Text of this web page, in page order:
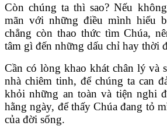
Còn chúng ta thì sao? Nếu
mãn với những điều mình hiểu
chẳng còn thao thức tìm Chúa,
tâm gì đến những dấu chỉ hay thời
Cần có lòng khao khát chân lý và
nhà chiêm tinh, để chúng ta can
khỏi những an toàn và tiện nghi
hằng ngày, để thấy Chúa đang tỏ
của đời sống.